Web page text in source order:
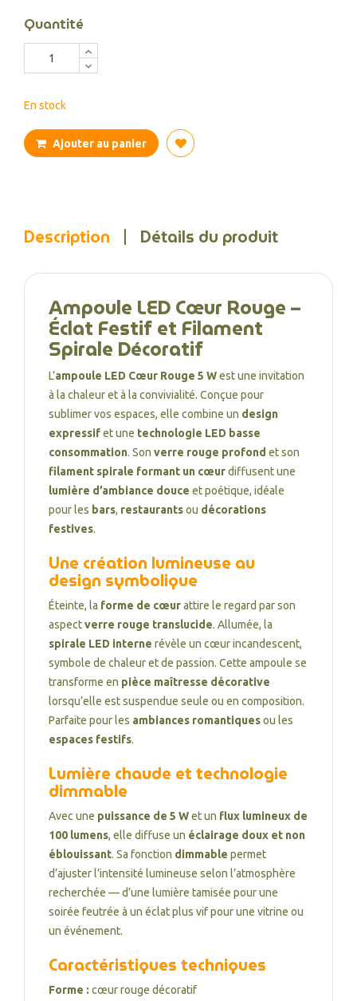
Quantité
En stock
Ajouter au panier
Description Détails du produit
Ampoule LED Cœur Rouge –
Éclat Festif et Filament
Spirale Décoratif
L’ampoule LED Cœur Rouge 5 West une invitation
à la chaleur et à la convivialité. Conçue pour
sublimer vos espaces, elle combine un design
expressifet une technologie LED basse
consommation. Son verre rouge profond et son
filament spirale formant un cœurdiffusent une
lumière d’ambiance douce et poétique, idéale
pour les bars, restaurantsou décorations
festives.
Une création lumineuse au
design symbolique
Éteinte, la forme de cœurattire le regard par son
aspectverre rouge translucide. Allumée, la
spirale LED interne révèle un cœur incandescent,
symbole de chaleur et de passion. Cette ampoule se
transforme en pièce maîtresse décorative
lorsqu’elle est suspendue seule ou en composition.
Parfaite pour les ambiances romantiquesou les
espaces festifs.
Lumière chaude et technologie
dimmable
Avec une puissance de 5 Wet un flux lumineux de
100 lumens, elle diffuse un éclairage doux et non
éblouissant. Sa fonction dimmable permet
d’ajuster l’intensité lumineuse selon l’atmosphère
recherchée — d’une lumière tamisée pour une
soirée feutrée à un éclat plus vif pour une vitrine ou
un événement.
Caractéristiques techniques
Forme : cœur rouge décoratif